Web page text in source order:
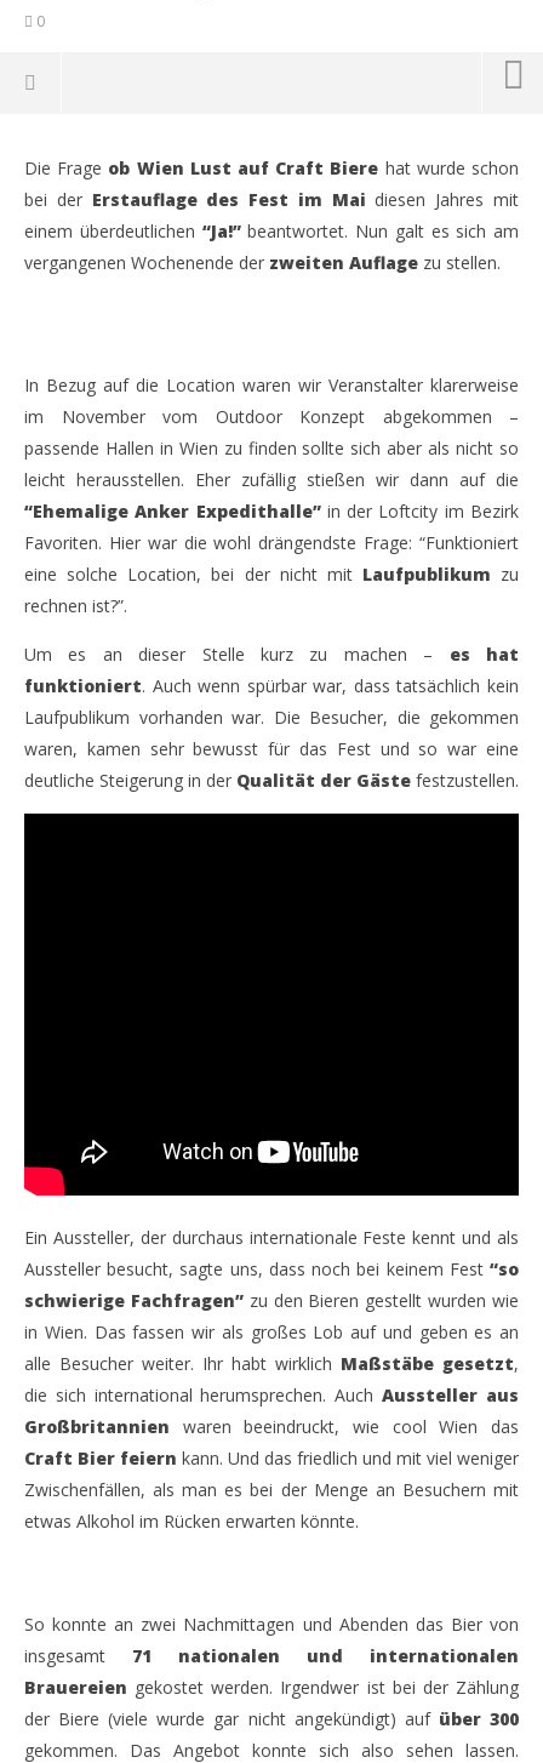
0
NOW VIEWING
Bundeshauptstadt
25.
November
2014
Monsta112
Die Frage ob Wien Lust auf Craft Biere hat wurde schon
bei der Erstauflage des Fest im Mai diesen Jahres mit
einem überdeutlichen “Ja!”beantwortet. Nun galt es sich am
vergangenen Wochenende der zweiten Auflage zu stellen.
In Bezug auf die Location waren wir Veranstalter klarerweise
im November vom Outdoor Konzept abgekommen –
passende Hallen in Wien zu finden sollte sich aber als nicht so
leicht herausstellen. Eher zufällig stießen wir dann auf die
“Ehemalige Anker Expedithalle”in der Loftcity im Bezirk
Favoriten. Hier war die wohl drängendste Frage: “Funktioniert
eine solche Location, bei der nicht mit Laufpublikum zu
rechnen ist?”.
Um es an dieser Stelle kurz zu machen – es hat
funktioniert. Auch wenn spürbar war, dass tatsächlich kein
Laufpublikum vorhanden war. Die Besucher, die gekommen
waren, kamen sehr bewusst für das Fest und so war eine
deutliche Steigerung in der Qualität der Gäste festzustellen.
Ein Aussteller, der durchaus internationale Feste kennt und als
Aussteller besucht, sagte uns, dass noch bei keinem Fest “so
schwierige Fachfragen”zu den Bieren gestellt wurden wie
in Wien. Das fassen wir als großes Lob auf und geben es an
alle Besucher weiter. Ihr habt wirklich Maßstäbe gesetzt,
die sich international herumsprechen. AuchAussteller aus
Großbritannien waren beeindruckt, wie cool Wien das
Craft Bier feiern kann. Und das friedlich und mit viel weniger
Zwischenfällen, als man es bei der Menge an Besuchern mit
etwas Alkohol im Rücken erwarten könnte.
So konnte an zwei Nachmittagen und Abenden das Bier von
insgesamt 71 nationalen und internationalen
Brauereien gekostet werden. Irgendwer ist bei der Zählung
der Biere (viele wurde gar nicht angekündigt) auf über 300
gekommen. Das Angebot konnte sich also sehen lassen.